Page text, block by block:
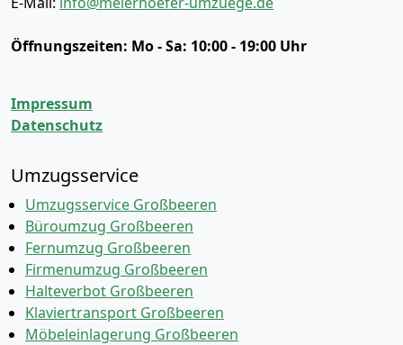
Öffnungszeiten: Mo - Sa: 10:00 - 19:00 Uhr
Impressum
Datenschutz
Umzugsservice
Umzugsservice Großbeeren
Büroumzug Großbeeren
Fernumzug Großbeeren
Firmenumzug Großbeeren
Halteverbot Großbeeren
Klaviertransport Großbeeren
Möbeleinlagerung Großbeeren